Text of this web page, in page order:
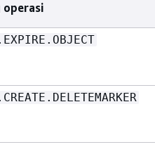
operasi